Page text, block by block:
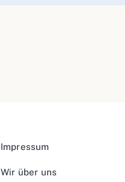
Impressum
Wir über uns